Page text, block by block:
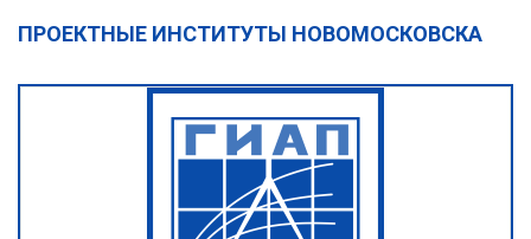
ПРОЕКТНЫЕ ИНСТИТУТЫ НОВОМОСКОВСКА